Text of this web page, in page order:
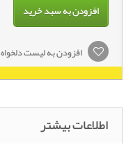
افزودن به سبد خرید
افزودن به لیست دلخواه
اطلاعات بیشتر